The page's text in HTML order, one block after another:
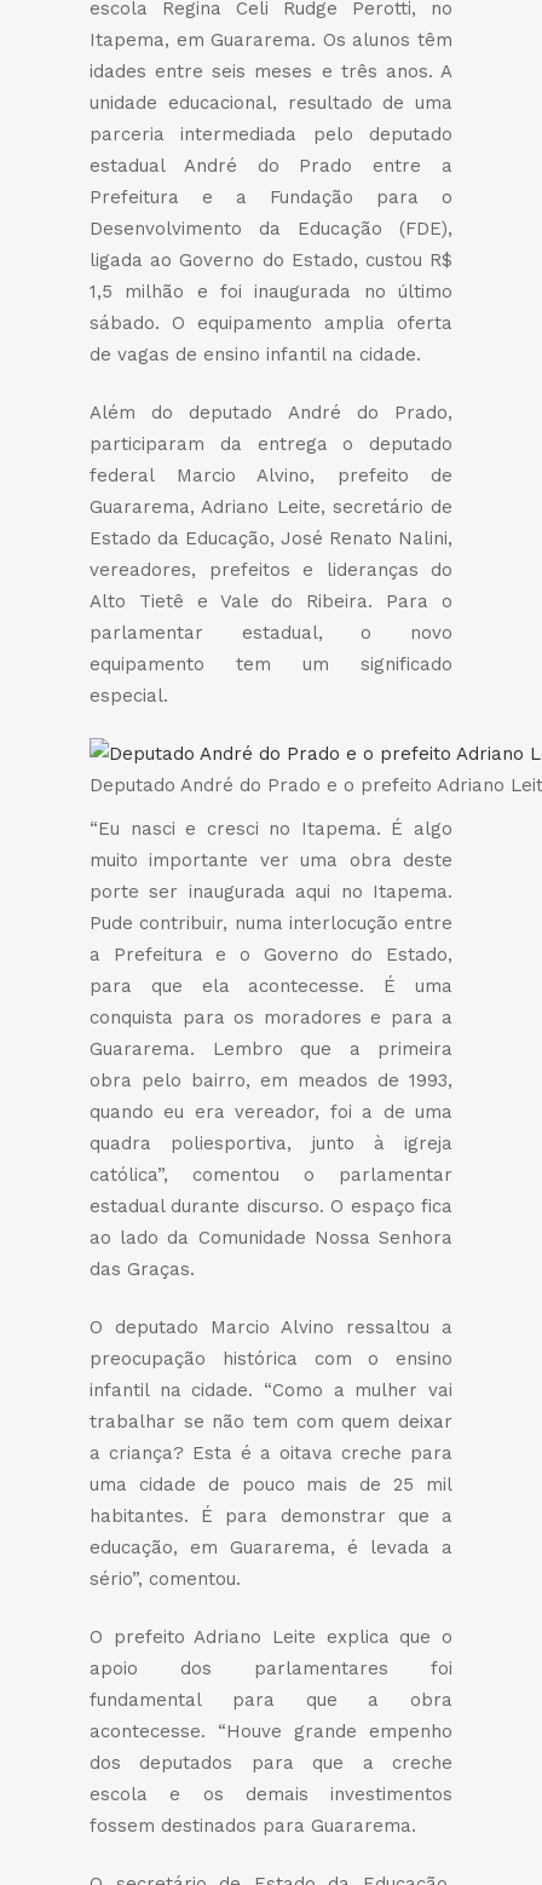
escola Regina Celi Rudge Perotti, no
Itapema, em Guararema. Os alunos têm
idades entre seis meses e três anos. A
unidade educacional, resultado de uma
parceria intermediada pelo deputado
estadual André do Prado entre a
Prefeitura e a Fundação para o
Desenvolvimento da Educação (FDE),
ligada ao Governo do Estado, custou R$
1,5 milhão e foi inaugurada no último
sábado. O equipamento amplia oferta
de vagas de ensino infantil na cidade.
Além do deputado André do Prado,
participaram da entrega o deputado
federal Marcio Alvino, prefeito de
Guararema, Adriano Leite, secretário de
Estado da Educação, José Renato Nalini,
vereadores, prefeitos e lideranças do
Alto Tietê e Vale do Ribeira. Para o
parlamentar estadual, o novo
equipamento tem um significado
especial.
Deputado André do Prado e o prefeito Adriano
“Eu nasci e cresci no Itapema. É algo
muito importante ver uma obra deste
porte ser inaugurada aqui no Itapema.
Pude contribuir, numa interlocução entre
a Prefeitura e o Governo do Estado,
para que ela acontecesse. É uma
conquista para os moradores e para a
Guararema. Lembro que a primeira
obra pelo bairro, em meados de 1993,
quando eu era vereador, foi a de uma
quadra poliesportiva, junto à igreja
católica”, comentou o parlamentar
estadual durante discurso. O espaço fica
ao lado da Comunidade Nossa Senhora
das Graças.
O deputado Marcio Alvino ressaltou a
preocupação histórica com o ensino
infantil na cidade. “Como a mulher vai
trabalhar se não tem com quem deixar
a criança? Esta é a oitava creche para
uma cidade de pouco mais de 25 mil
habitantes. É para demonstrar que a
educação, em Guararema, é levada a
sério”, comentou.
O prefeito Adriano Leite explica que o
apoio dos parlamentares foi
fundamental para que a obra
acontecesse. “Houve grande empenho
dos deputados para que a creche
escola e os demais investimentos
fossem destinados para Guararema.